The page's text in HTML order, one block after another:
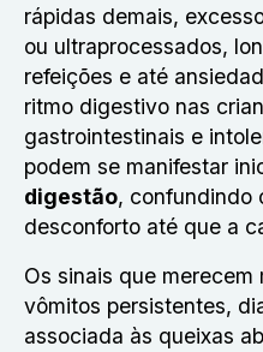
rápidas demais,
ou ultraprocessados,
refeições e até
ritmo digestivo nas
gastrointestinais e
podem se manifestar
digestão, confundindo
desconforto até que a
Os sinais que
vômitos persistentes,
associada às queixas